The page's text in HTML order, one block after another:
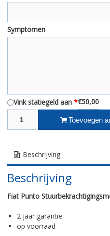
Symptomen
Vink statiegeld aan *€50,00
Fiat Punto
Toevoegen
Beschrijving
Beschrijving
Fiat Punto
2 jaar garantie
op voorraad